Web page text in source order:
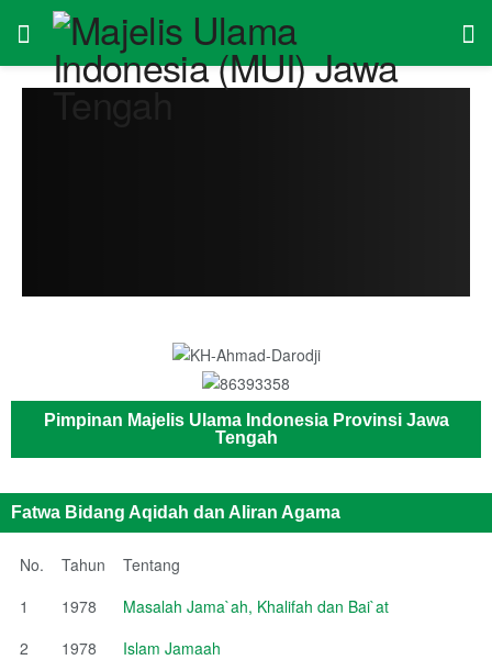
Pimpinan Majelis Ulama Indonesia Provinsi Jawa
Tengah
Fatwa Bidang Aqidah dan Aliran Agama
No. Tahun
Tentang
1
1978
Masalah Jama`ah, Khalifah dan Bai`at
2
1978
Islam Jamaah